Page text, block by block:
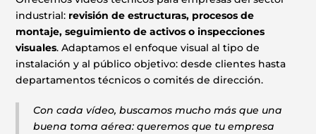
industrial: revisión de estructuras, procesos de
montaje, seguimiento de activos o inspecciones
visuales. Adaptamos el enfoque visual al tipo de
instalación y al público objetivo: desde clientes hasta
departamentos técnicos o comités de dirección.
Con cada vídeo, buscamos mucho más que una
buena toma aérea: queremos que tu empresa